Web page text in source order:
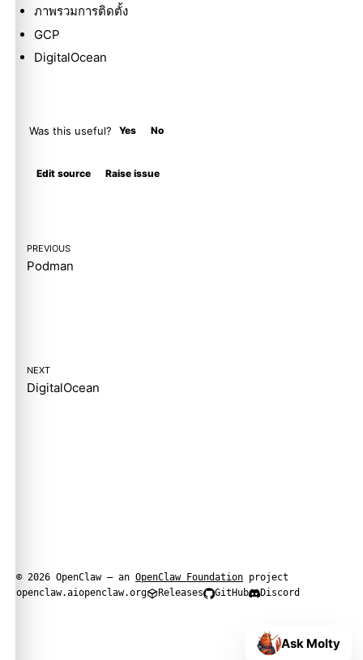
ภาพรวมการติดตั้ง
GCP
DigitalOcean
Was this useful? Yes No
Edit source Raise issue
PREVIOUS
Podman
NEXT
DigitalOcean
© 2026 OpenClaw — an OpenClaw Foundation project
openclaw.aiopenclaw.org Releases GitHub Discord
Ask Molty